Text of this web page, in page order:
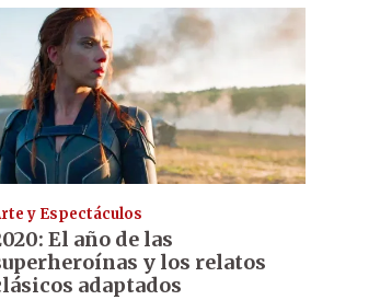
y Espectáculos
El año de las
y los relatos
adaptados